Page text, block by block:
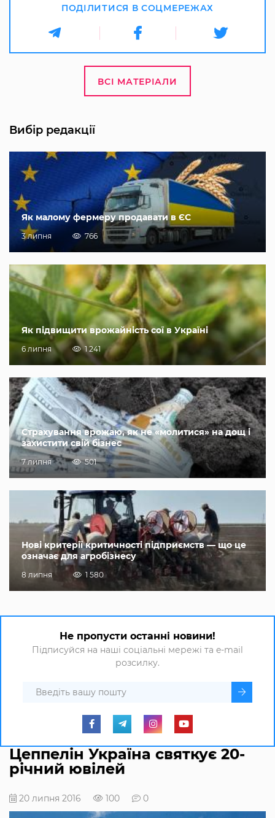
ПОДІЛИТИСЯ В СОЦМЕРЕЖАХ
ВСІ МАТЕРІАЛИ
Вибір редакції
Як малому фермеру продавати в ЄС
3 липня 766
Як підвищити врожайність сої в Україні
6 липня 1 241
Страхування врожаю, як не «молитися» на дощ і
захистити свій бізнес
7 липня 501
Нові критерії критичності підприємств — що це
означає для агробізнесу
8 липня 1 580
Не пропусти останні новини!
Підписуйся на наші соціальні мережі та e-mail
розсилку.
Цеппелін Україна святкує 20-
річний ювілей
20 липня 2016 100 0